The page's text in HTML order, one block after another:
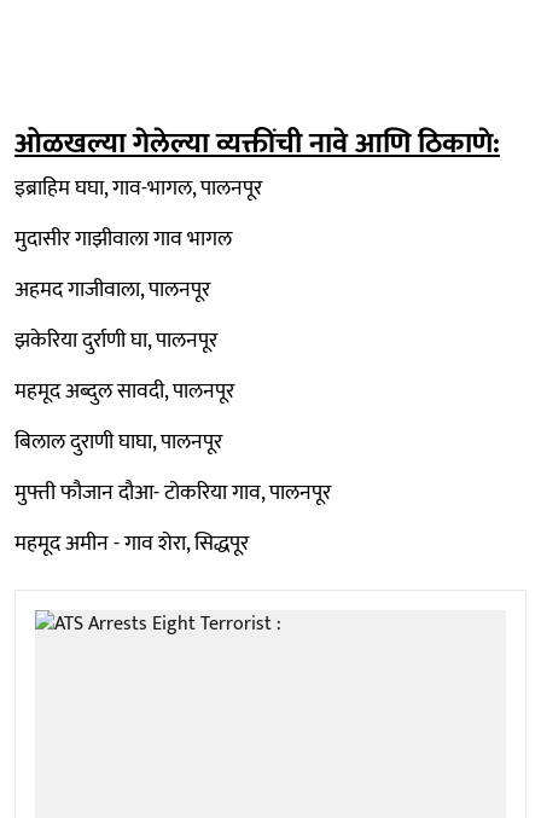
ओळखल्या गेलेल्या व्यक्तींची नावे आणि ठिकाणे:
इब्राहिम घघा, गाव-भागल, पालनपूर
मुदासीर गाझीवाला गाव भागल
अहमद गाजीवाला, पालनपूर
झकेरिया दुर्राणी घा, पालनपूर
महमूद अब्दुल सावदी, पालनपूर
बिलाल दुराणी घाघा, पालनपूर
मुफ्ती फौजान दौआ- टोकरिया गाव, पालनपूर
महमूद अमीन - गाव शेरा, सिद्धपूर